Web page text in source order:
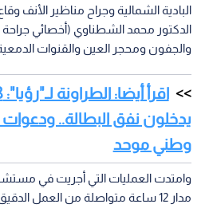
البادية الشمالية وجراح مناظير الأنف
الدكتور محمد الشطناوي (أخصائي
والجفون ومحجر العين والقنوات
يدخلون نفق البطالة.. ودعوات
وطني موحد
وامتدت العمليات التي أجريت في
مدار 12 ساعة متواصلة من العمل